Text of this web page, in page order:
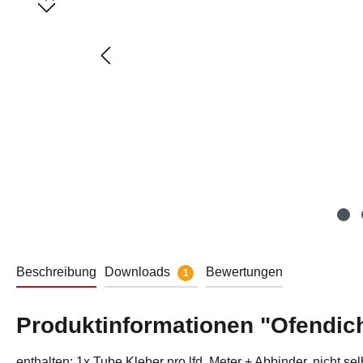
Beschreibung Downloads 1 Bewertungen
Produktinformationen